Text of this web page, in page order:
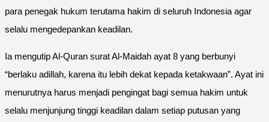
para penegak hukum terutama hakim di seluruh Indonesia agar
selalu mengedepankan keadilan.
Ia mengutip Al-Quran surat Al-Maidah ayat 8 yang berbunyi
“berlaku adillah, karena itu lebih dekat kepada ketakwaan”. Ayat ini
menurutnya harus menjadi pengingat bagi semua hakim untuk
selalu menjunjung tinggi keadilan dalam setiap putusan yang